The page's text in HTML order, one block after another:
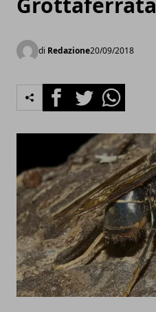
di Redazione20/09/2018
FacebookTwitterWhatsapp